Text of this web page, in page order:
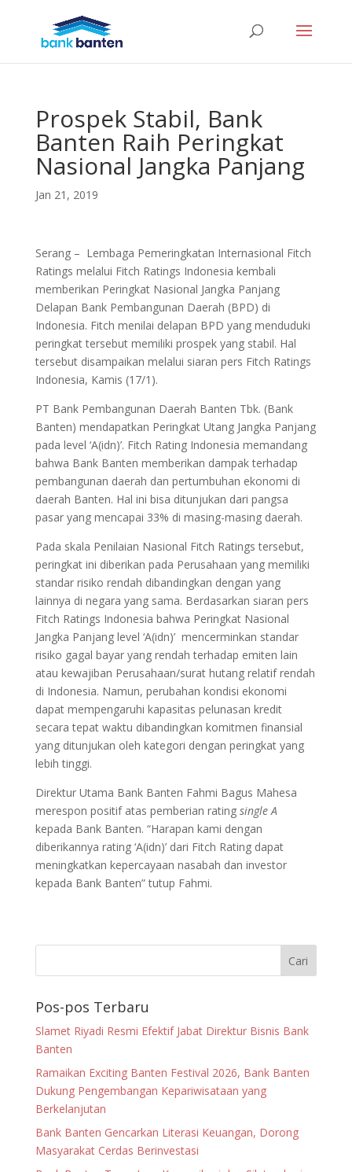
Prospek Stabil, Bank
Banten Raih Peringkat
Nasional Jangka Panjang
Jan 21, 2019
Serang – Lembaga Pemeringkatan Internasional Fitch
Ratings melalui Fitch Ratings Indonesia kembali
memberikan Peringkat Nasional Jangka Panjang
Delapan Bank Pembangunan Daerah (BPD) di
Indonesia. Fitch menilai delapan BPD yang menduduki
peringkat tersebut memiliki prospek yang stabil. Hal
tersebut disampaikan melalui siaran pers Fitch Ratings
Indonesia, Kamis (17/1).
PT Bank Pembangunan Daerah Banten Tbk. (Bank
Banten) mendapatkan Peringkat Utang Jangka Panjang
pada level ‘A(idn)’. Fitch Rating Indonesia memandang
bahwa Bank Banten memberikan dampak terhadap
pembangunan daerah dan pertumbuhan ekonomi di
daerah Banten. Hal ini bisa ditunjukan dari pangsa
pasar yang mencapai 33% di masing-masing daerah.
Pada skala Penilaian Nasional Fitch Ratings tersebut,
peringkat ini diberikan pada Perusahaan yang memiliki
standar risiko rendah dibandingkan dengan yang
lainnya di negara yang sama. Berdasarkan siaran pers
Fitch Ratings Indonesia bahwa Peringkat Nasional
Jangka Panjang level ‘A(idn)’ mencerminkan standar
risiko gagal bayar yang rendah terhadap emiten lain
atau kewajiban Perusahaan/surat hutang relatif rendah
di Indonesia. Namun, perubahan kondisi ekonomi
dapat mempengaruhi kapasitas pelunasan kredit
secara tepat waktu dibandingkan komitmen finansial
yang ditunjukan oleh kategori dengan peringkat yang
lebih tinggi.
Direktur Utama Bank Banten Fahmi Bagus Mahesa
merespon positif atas pemberian rating single A
kepada Bank Banten. “Harapan kami dengan
diberikannya rating ‘A(idn)’ dari Fitch Rating dapat
meningkatkan kepercayaan nasabah dan investor
kepada Bank Banten” tutup Fahmi.
Pos-pos Terbaru
Slamet Riyadi Resmi Efektif Jabat Direktur Bisnis Bank
Banten
Ramaikan Exciting Banten Festival 2026, Bank Banten
Dukung Pengembangan Kepariwisataan yang
Berkelanjutan
Bank Banten Gencarkan Literasi Keuangan, Dorong
Masyarakat Cerdas Berinvestasi